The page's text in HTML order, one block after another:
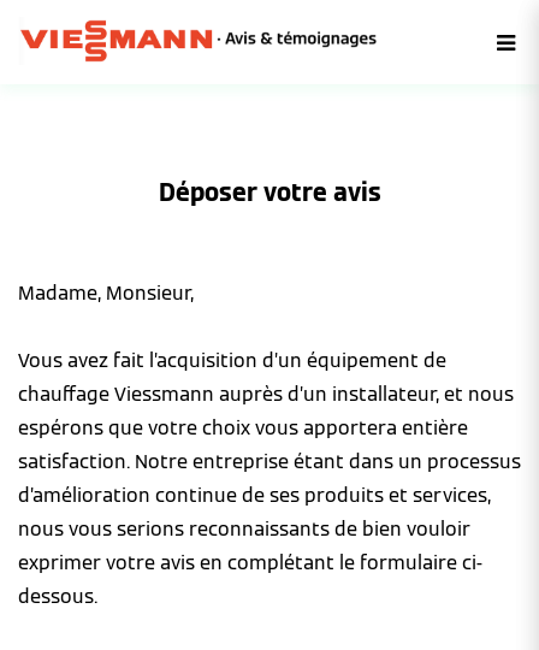
Déposer votre avis
Madame, Monsieur,
Vous avez fait l’acquisition d’un équipement de
chauffage Viessmann auprès d’un installateur, et nous
espérons que votre choix vous apportera entière
satisfaction. Notre entreprise étant dans un processus
d’amélioration continue de ses produits et services,
nous vous serions reconnaissants de bien vouloir
exprimer votre avis en complétant le formulaire ci-
dessous.